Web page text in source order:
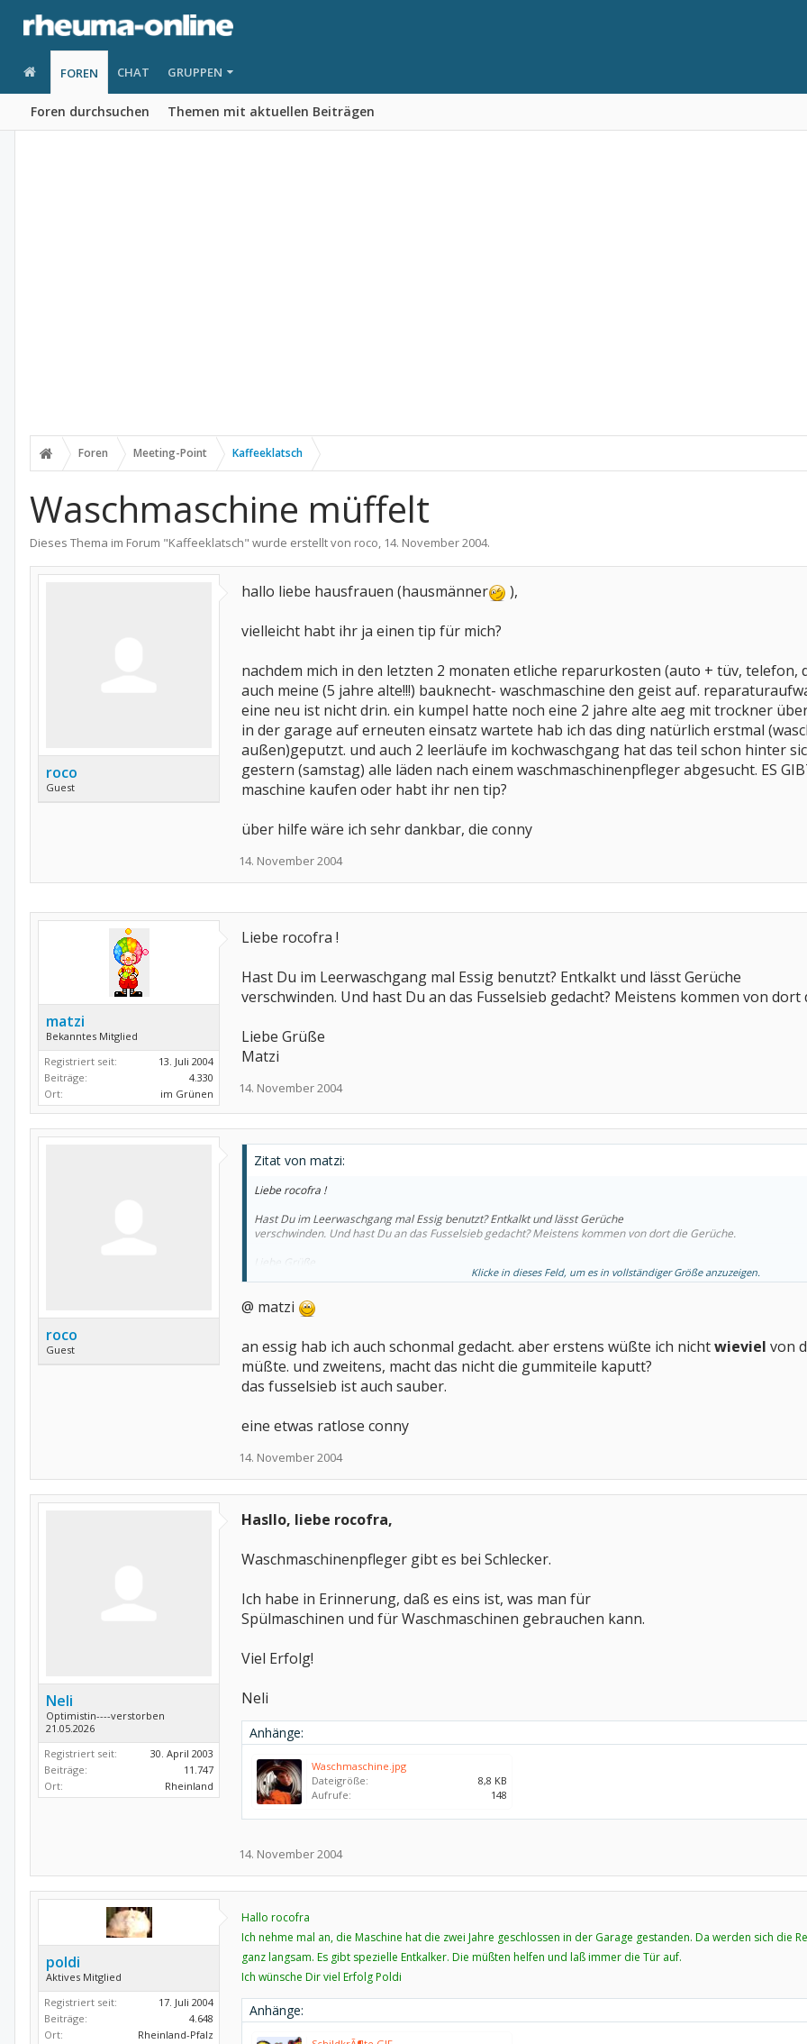
FOREN
Foren durchsuchen Themen mit aktuellen Beiträgen
CHAT GRUPPEN
Foren Meeting-Point Kaffeeklatsch
Waschmaschine müffelt
Dieses Thema im Forum "Kaffeeklatsch" wurde erstellt von roco, 14. November 2004.
roco
Guest
hallo liebe hausfrauen (hausmänner
),
vielleicht habt ihr ja einen tip für mich?
nachdem mich in den letzten 2 monaten etliche reparurkosten (auto + tüv,
auch meine (5 jahre alte!!!) bauknecht- waschmaschine den geist auf.
eine neu ist nicht drin. ein kumpel hatte noch eine 2 jahre alte aeg mit trockner
in der garage auf erneuten einsatz wartete hab ich das ding natürlich erstmal
außen)geputzt. und auch 2 leerläufe im kochwaschgang hat das teil schon hinter
gestern (samstag) alle läden nach einem waschmaschinenpfleger abgesucht. ES
maschine kaufen oder habt ihr nen tip?
über hilfe wäre ich sehr dankbar, die conny
14. November 2004
matzi
Bekanntes Mitglied
Registriert seit:
13. Juli 2004
Beiträge:
4.330
Ort:
im Grünen
Liebe rocofra !
Hast Du im Leerwaschgang mal Essig benutzt? Entkalkt und lässt Gerüche
verschwinden. Und hast Du an das Fusselsieb gedacht? Meistens kommen von dort
Liebe Grüße
Matzi
14. November 2004
roco
Guest
Zitat von matzi:
Liebe rocofra !
Hast Du im Leerwaschgang mal Essig benutzt? Entkalkt und lässt Gerüche
verschwinden. Und hast Du an das Fusselsieb gedacht? Meistens kommen von dort die Gerüche.
Liebe Grüße
Klicke in dieses Feld, um es in vollständiger Größe anzuzeigen.
@ matzi
an essig hab ich auch schonmal gedacht. aber erstens wüßte ich nichtwieviel von
müßte. und zweitens, macht das nicht die gummiteile kaputt?
das fusselsieb ist auch sauber.
eine etwas ratlose conny
14. November 2004
Neli
Optimistin----verstorben
21.05.2026
Registriert seit:
30. April 2003
Beiträge:
11.747
Ort:
Rheinland
Hasllo, liebe rocofra,
Waschmaschinenpfleger gibt es bei Schlecker.
Ich habe in Erinnerung, daß es eins ist, was man für
Spülmaschinen und für Waschmaschinen gebrauchen kann.
Viel Erfolg!
Neli
Anhänge:
Waschmaschine.jpg
Dateigröße:
8,8 KB
Aufrufe:
148
14. November 2004
poldi
Aktives Mitglied
Registriert seit:
17. Juli 2004
Beiträge:
4.648
Ort:
Rheinland-Pfalz
Hallo rocofra
Ich nehme mal an, die Maschine hat die zwei Jahre geschlossen in der Garage gestanden. Da werden sich die
ganz langsam. Es gibt spezielle Entkalker. Die müßten helfen und laß immer die Tür auf.
Ich wünsche Dir viel Erfolg Poldi
Anhänge: